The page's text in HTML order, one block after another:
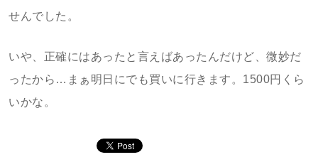
せんでした。
いや、正確にはあったと言えばあったんだけど、微妙だ
ったから…まぁ明日にでも買いに行きます。1500円くら
いかな。